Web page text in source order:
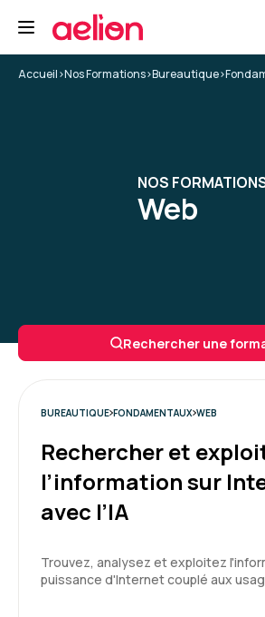
Accueil>Nos Formations>Bureautique>
NOS
Web
Rechercher une
BUREAUTIQUE FONDAMENTAUX WEB
Rechercher et
l’information sur
avec l’IA
Trouvez, analysez et exploitez
puissance d'Internet couplé aux